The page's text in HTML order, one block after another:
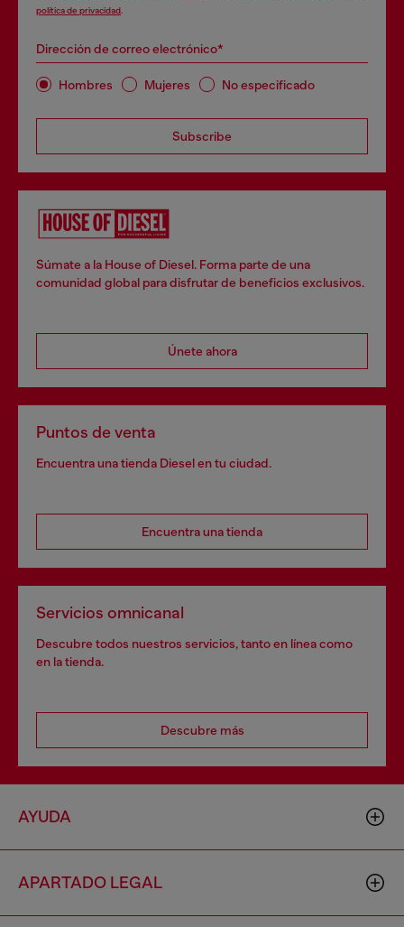
política de privacidad
Dirección de correo electrónico*
Hombres Mujeres No especificado
Subscribe
Súmate a la House of Diesel. Forma parte de una
comunidad global para disfrutar de beneficios exclusivos.
Únete ahora
Puntos de venta
Encuentra una tienda Diesel en tu ciudad.
Encuentra una tienda
Servicios omnicanal
Descubre todos nuestros servicios, tanto en línea como
en la tienda.
Descubre más
AYUDA
APARTADO LEGAL